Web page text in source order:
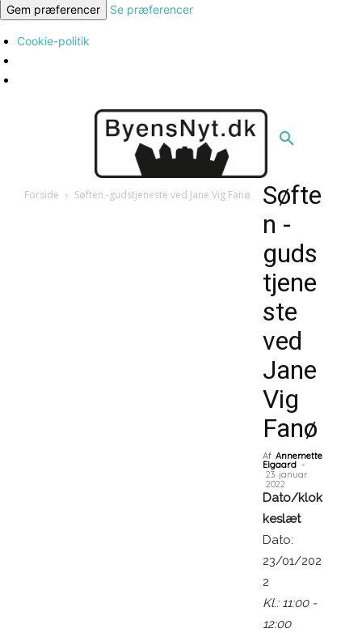
Gem præferencer
Se præferencer
Cookie-politik
Forside Søften -gudstjeneste ved Jane Vig Fanø
Søfte
n -
guds
tjene
ste
ved
Jane
Vig
Fanø
Af Annemette
Elgaard -
23. januar
2022
Dato/klok
keslæt
Dato:
23/01/202
2
Kl.: 11:00 -
12:00